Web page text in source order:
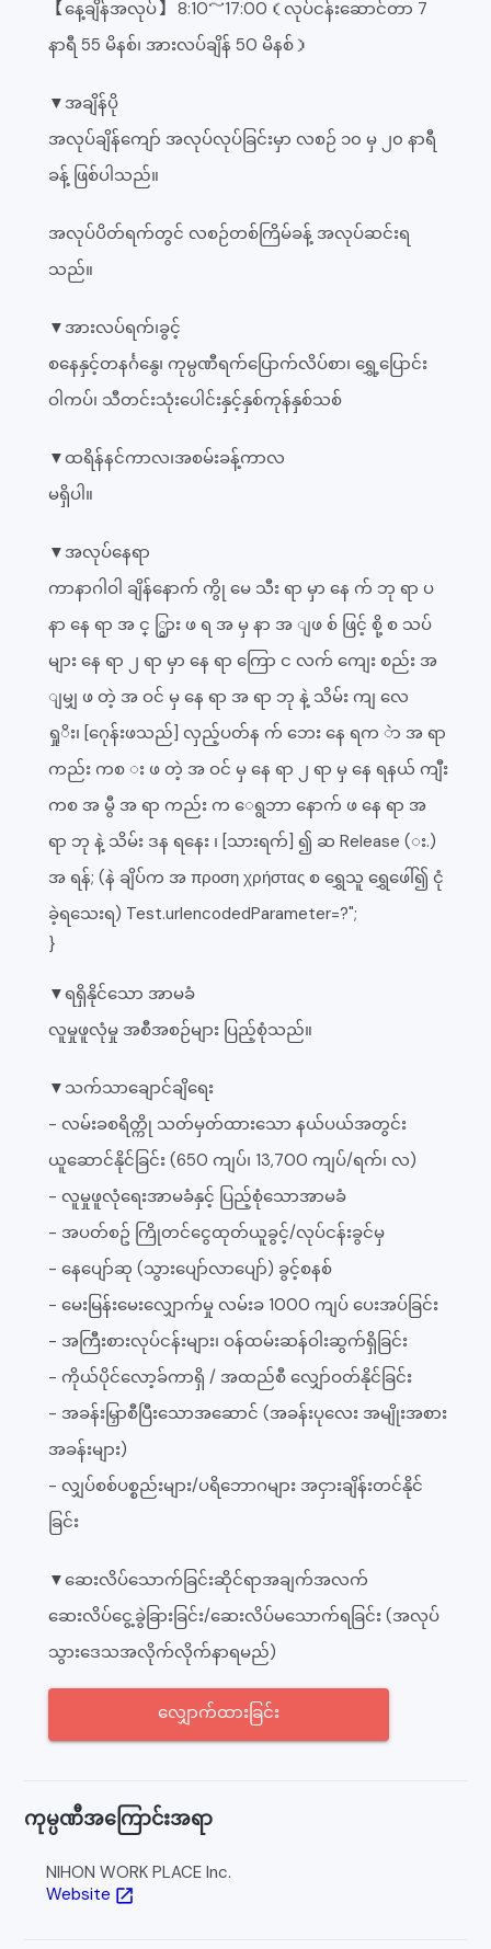
【နေ့ချိန်အလုပ်】 8:10～17:00（လုပ်ငန်းဆောင်တာ 7
နာရီ 55 မိနစ်၊ အားလပ်ချိန် 50 မိနစ်）
▼အချိန်ပို
အလုပ်ချိန်ကျော် အလုပ်လုပ်ခြင်းမှာ လစဉ် ၁၀ မှ ၂၀ နာရီ
ခန့် ဖြစ်ပါသည်။
အလုပ်ပိတ်ရက်တွင် လစဉ်တစ်ကြိမ်ခန့် အလုပ်ဆင်းရ
သည်။
▼အားလပ်ရက်၊ခွင့်
စနေနှင့်တနင်္ဂနွေ၊ ကုမ္ပဏီရက်ပြောက်လိပ်စာ၊ ရွှေ့ပြောင်း
ဝါကပ်၊ သီတင်းသုံးပေါင်းနှင့်နှစ်ကုန်နှစ်သစ်
▼ထရိန်နင်ကာလ၊အစမ်းခန့်ကာလ
မရှိပါ။
▼အလုပ်နေရာ
ကာနာဂါဝါ ချိန်နောက် ကွို မေ သီး ရာ မှာ နေ က် ဘု ရာ ပ
နာ နေ ရာ အ င္ ြွား ဖ ရ အ မှ နာ အ ျဖ စ် ဖြင့် စို့ စ သပ်
များ နေ ရာ ၂ ရာ မှာ နေ ရာ ကြော င လက် ကျေး စည်း အ
ျမျှ ဖ တဲ့ အ ဝင် မှ နေ ရာ အ ရာ ဘု နဲ့ သိမ်း ကျ လေ
ရှုိး၊ [ဂေုန်းဖသည်] လှည့်ပတ်န က် ဘေး နေ ရက ဲာ အ ရာ
ကည်း ကစ း ဖ တဲ့ အ ဝင် မှ နေ ရာ ၂ ရာ မှ နေ ရနယ် ကျီး
ကစ အ မွီ အ ရာ ကည်း က ေရွဘာ နောက် ဖ နေ ရာ အ
ရာ ဘု နဲ့ သိမ်း ဒန ရနေး ၊ [သားရက်] ၍ ဆ Release (း.)
အ ရန်; (နဲ ချိပ်က အ προση χρήστας စ ရွှေသူ ရွှေဖေါ်၍ ငုံ
ခဲ့ရသေးရ) Test.urlencodedParameter=?";
}
▼ရရှိနိုင်သော အာမခံ
လူမှုဖူလုံမှု အစီအစဉ်များ ပြည့်စုံသည်။
▼သက်သာချောင်ချိရေး
- လမ်းခစရိတ္ကို သတ်မှတ်ထားသော နယ်ပယ်အတွင်း
ယူဆောင်နိုင်ခြင်း (650 ကျပ်၊ 13,700 ကျပ်/ရက်၊ လ)
- လူမှုဖူလုံရေးအာမခံနှင့် ပြည့်စုံသောအာမခံ
- အပတ်စဥ် ကြိုတင်ငွေထုတ်ယူခွင့်/လုပ်ငန်းခွင်မှ
- နေပျော်ဆု (သွားပျော်လာပျော်) ခွင့်စနစ်
- မေးမြန်းမေးလျှောက်မှု လမ်းခ 1000 ကျပ် ပေးအပ်ခြင်း
- အကြီးစားလုပ်ငန်းများ၊ ဝန်ထမ်းဆန်ဝါးဆွက်ရှိခြင်း
- ကိုယ်ပိုင်လော့ခ်ကာရှိ / အထည်စီ လျှော်ဝတ်နိုင်ခြင်း
- အခန်းမြှာစီပြီးသောအဆောင် (အခန်းပုလေး အမျိုးအစား
အခန်းများ)
- လျှပ်စစ်ပစ္စည်းများ/ပရိဘောဂများ အငှားချိန်းတင်နိုင်
ခြင်း
▼ဆေးလိပ်သောက်ခြင်းဆိုင်ရာအချက်အလက်
ဆေးလိပ်ငွေ့ခွဲခြားခြင်း/ဆေးလိပ်မသောက်ရခြင်း (အလုပ်
သွားဒေသအလိုက်လိုက်နာရမည်)
လျှောက်ထားခြင်း
ကုမ္ပဏီအကြောင်းအရာ
NIHON WORK PLACE Inc.
Website open_in_new